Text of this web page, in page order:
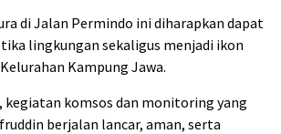
di Jalan Permindo ini diharapkan dapat
lingkungan sekaligus menjadi ikon
Kampung Jawa.
kegiatan komsos dan monitoring yang
berjalan lancar, aman, serta